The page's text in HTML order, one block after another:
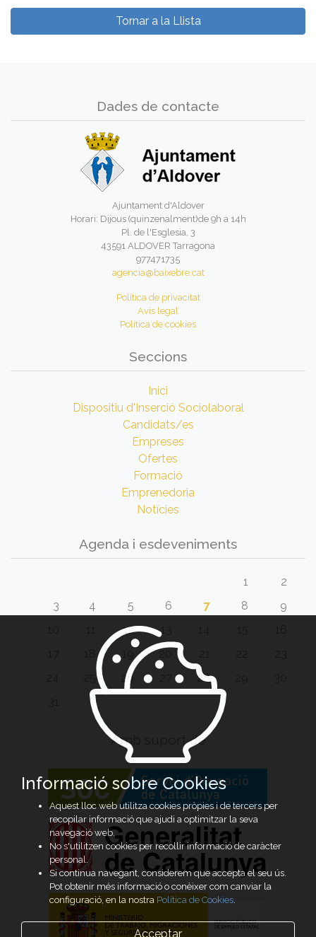
Tornar a la Llista
Dades de contacte
Ajuntament d'Aldover
Horari: Dijous (quinzenalment)de 9h a 14h
Pl. de l'Esglesia, 3
43591 ALDOVER Tarragona
977471735
agencia@baixebre.cat
Política de privacitat
Avís legal
Política de cookies
Seccions
Inici
Dispositiu d'Inserció Sociolaboral
Candidats/es
Empreses
Ofertes
Formació
Emprenedoria
Notícies
Agenda i esdeveniments
1
2
3
4 5 6 7 8
9
12 13
20
26 28
Amb suport de
Informació sobre Cookies
Aquest lloc web utilitza cookies pròpies i de tercers per
recopilar informació que ajudi a optimitzar la seva
navegació web.
No s'utilitzen cookies per recollir informació de caràcter
personal.
Si continua navegant, considerem que accepta el seu ús.
Pot obtenir més informació o conèixer com canviar la
configuració, en la nostra Política de Cookies.
Acceptar